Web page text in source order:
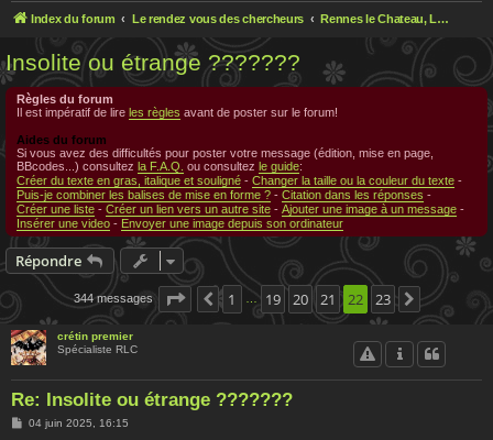
Index du forum Le rendez vous des chercheurs Rennes le Chateau, Le rendez-vous des chercheurs
Insolite ou étrange ???????
Règles du forum
Il est impératif de lire les règles avant de poster sur le forum!
Aides du forum
Si vous avez des difficultés pour poster votre message (édition, mise en page,
BBcodes...) consultez la F.A.Q. ou consultez le guide:
Créer du texte en gras, italique et souligné - Changer la taille ou la couleur du texte -
Puis-je combiner les balises de mise en forme ? - Citation dans les réponses -
Créer une liste - Créer un lien vers un autre site - Ajouter une image à un message -
Insérer une video - Envoyer une image depuis son ordinateur
Répondre
344 messages Page 22 sur 23
Précédente
1 … 19 20 21 22 23 Suivante
crétin premier
Spécialiste RLC
Re: Insolite ou étrange ???????
M04 juin 2025, 16:15